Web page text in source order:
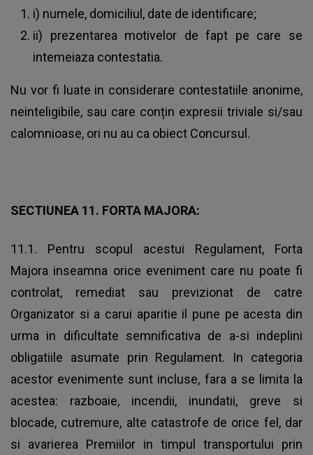
i) numele, domiciliul, date de identificare;
ii) prezentarea motivelor de fapt pe care se
intemeiaza contestatia.
Nu vor fi luate in considerare contestatiile anonime,
neinteligibile, sau care conțin expresii triviale si/sau
calomnioase, ori nu au ca obiect Concursul.
SECTIUNEA 11. FORTA MAJORA:
11.1. Pentru scopul acestui Regulament, Forta
Majora inseamna orice eveniment care nu poate fi
controlat, remediat sau previzionat de catre
Organizator si a carui aparitie il pune pe acesta din
urma in dificultate semnificativa de a-si indeplini
obligatiile asumate prin Regulament. In categoria
acestor evenimente sunt incluse, fara a se limita la
acestea: razboaie, incendii, inundatii, greve si
blocade, cutremure, alte catastrofe de orice fel, dar
si avarierea Premiilor in timpul transportului prin